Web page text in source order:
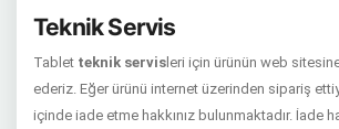
Teknik Servis
Tablet teknik servis leri için ürünün web
ederiz. Eğer ürünü internet üzerinden sipariş
içinde iade etme hakkınız bulunmaktadır. İade